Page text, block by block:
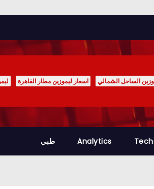
الساحل الشمالي اسعار ليموزين مطار القاهرة
Analytics طبي